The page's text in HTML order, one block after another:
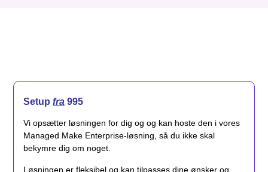
Setup fra 995
Vi opsætter løsningen for dig og og kan hoste den i vores
Managed Make Enterprise-løsning, så du ikke skal
bekymre dig om noget.
Løsningen er fleksibel og kan tilpasses dine ønsker og